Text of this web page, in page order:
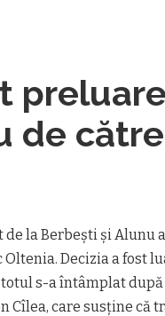
de către
la Berbeşti şi Alunu
Decizia a fost
totul s-a întâmplat
Cîlea, care susţine că